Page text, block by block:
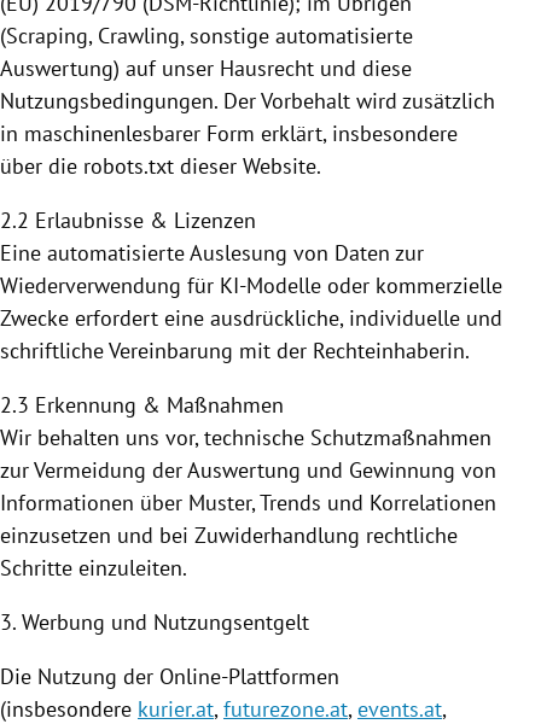
(Scraping, Crawling, sonstige automatisierte
Auswertung) auf unser Hausrecht und diese
Nutzungsbedingungen. Der Vorbehalt wird zusätzlich
in maschinenlesbarer Form erklärt, insbesondere
über die robots.txt dieser Website.
2.2 Erlaubnisse & Lizenzen
Eine automatisierte Auslesung von Daten zur
Wiederverwendung für KI-Modelle oder kommerzielle
Zwecke erfordert eine ausdrückliche, individuelle und
schriftliche Vereinbarung mit der Rechteinhaberin.
2.3 Erkennung & Maßnahmen
Wir behalten uns vor, technische Schutzmaßnahmen
zur Vermeidung der Auswertung und Gewinnung von
Informationen über Muster, Trends und Korrelationen
einzusetzen und bei Zuwiderhandlung rechtliche
Schritte einzuleiten.
3. Werbung und Nutzungsentgelt
Die Nutzung der Online-Plattformen
(insbesondere kurier.at, futurezone.at, events.at,